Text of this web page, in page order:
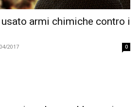
armi chimiche contro i
2017 0